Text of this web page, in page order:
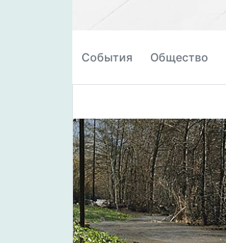
События Общество